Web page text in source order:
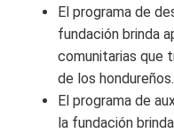
El programa de
fundación brinda
comunitarias que
de los hondureños.
El programa de
la fundación